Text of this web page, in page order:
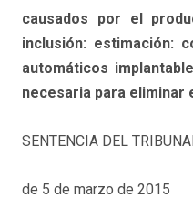
causados por el
inclusión: estimación:
automáticos
necesaria para eliminar
SENTENCIA DEL
de 5 de marzo de 2015